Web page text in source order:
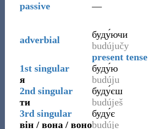
passive —
adverbial
буду́ючи
budújučy
present tense
1st singular
я
буду́ю
budúju
2nd singular
ти
буду́єш
budúješ
3rd singular
він / вона / воно
буду́є
budúje